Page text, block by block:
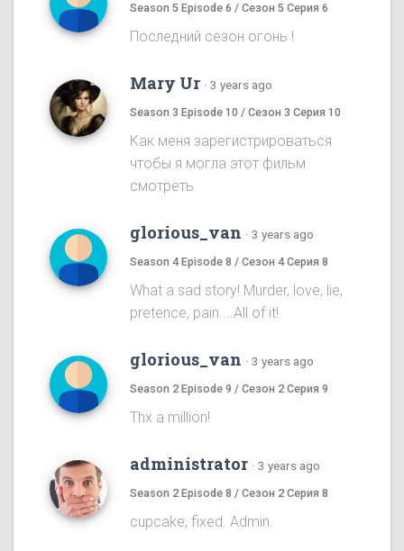
Season 5 Episode 6 / Сезон 5 Серия 6
Последний сезон огонь !
Mary Ur · 3 years ago
Season 3 Episode 10 / Сезон 3 Серия 10
Как меня зарегистрироваться
чтобы я могла этот фильм
смотреть
glorious_van · 3 years ago
Season 4 Episode 8 / Сезон 4 Серия 8
What a sad story! Murder, love, lie,
pretence, pain....All of it!
glorious_van · 3 years ago
Season 2 Episode 9 / Сезон 2 Серия 9
Thx a million!
administrator · 3 years ago
Season 2 Episode 8 / Сезон 2 Серия 8
cupcake, fixed. Admin.